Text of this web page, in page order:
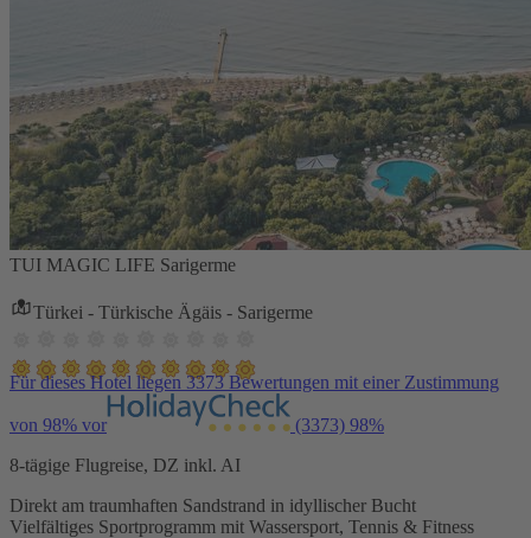
TUI MAGIC LIFE Sarigerme
Türkei - Türkische Ägäis - Sarigerme
Für dieses Hotel liegen 3373 Bewertungen mit einer Zustimmung
von 98% vor (3373) 98%
8-tägige Flugreise, DZ inkl. AI
Direkt am traumhaften Sandstrand in idyllischer Bucht
Vielfältiges Sportprogramm mit Wassersport, Tennis & Fitness